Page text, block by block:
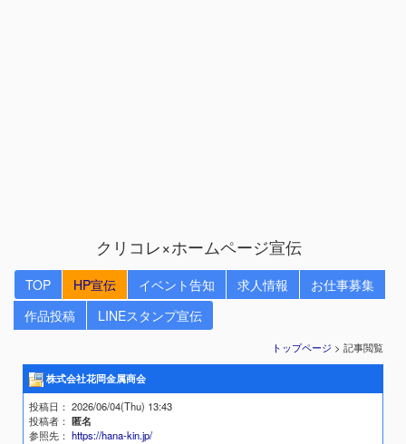
クリコレ×ホームページ宣伝
TOP HP宣伝 イベント告知 求人情報
お仕事募集
作品投稿
LINEスタンプ宣伝
トップページ > 記事閲覧
株式会社花岡金属商会
投稿日 ： 2026/06/04(Thu) 13:43
投稿者 ：匿名
参照先 ：https://hana-kin.jp/